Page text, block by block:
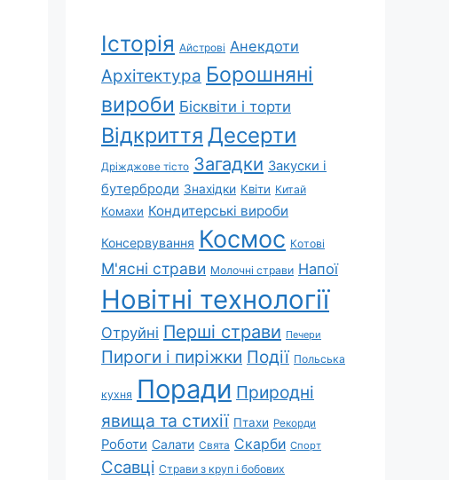
Історія Айстрові Анекдоти
Архітектура Борошняні
вироби Бісквіти і торти
Відкриття Десерти
Дріжджове тісто Загадки Закуски і
бутерброди Знахідки Квіти Китай
Комахи Кондитерські вироби
Консервування Космос Котові
М'ясні страви Молочні страви Напої
Новітні технології
Отруйні Перші страви Печери
Пироги і пиріжки Події Польська
кухня Поради Природні
явища та стихії Птахи Рекорди
Роботи Салати Свята Скарби Спорт
Ссавці Страви з круп і бобових